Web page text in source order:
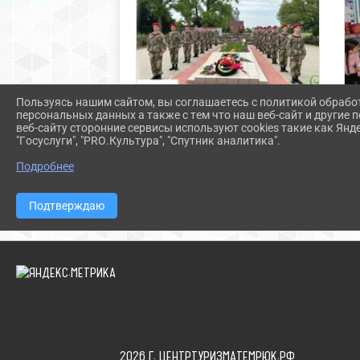
Итоги первого этапа конкурса
2026 Г. ЦЕНТРТУРИЗМАТЕМРЮК.РФ
Пользуясь нашим сайтом, вы соглашаетесь с политикой
персональных данных а также с тем что наш веб-сайт и другие
веб-сайту сторонние сервисы используют cookies такие как
"Госуслуги", "PRO.Культура", "Спутник аналитика".
Подробнее
Подтверждаю